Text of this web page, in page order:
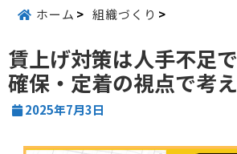
ホーム 組織づくり
賃上げ対策は人手不足
確保・定着の視点で考
2025年7月3日